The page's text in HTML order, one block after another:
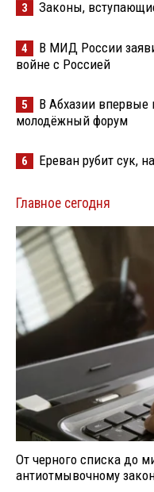
3 Законы,
4
В МИД России
войне с Россией
5
В Абхазии
молодёжный форум
6 Ереван рубит сук,
Главное сегодня
От черного списка до
антиотмывочному